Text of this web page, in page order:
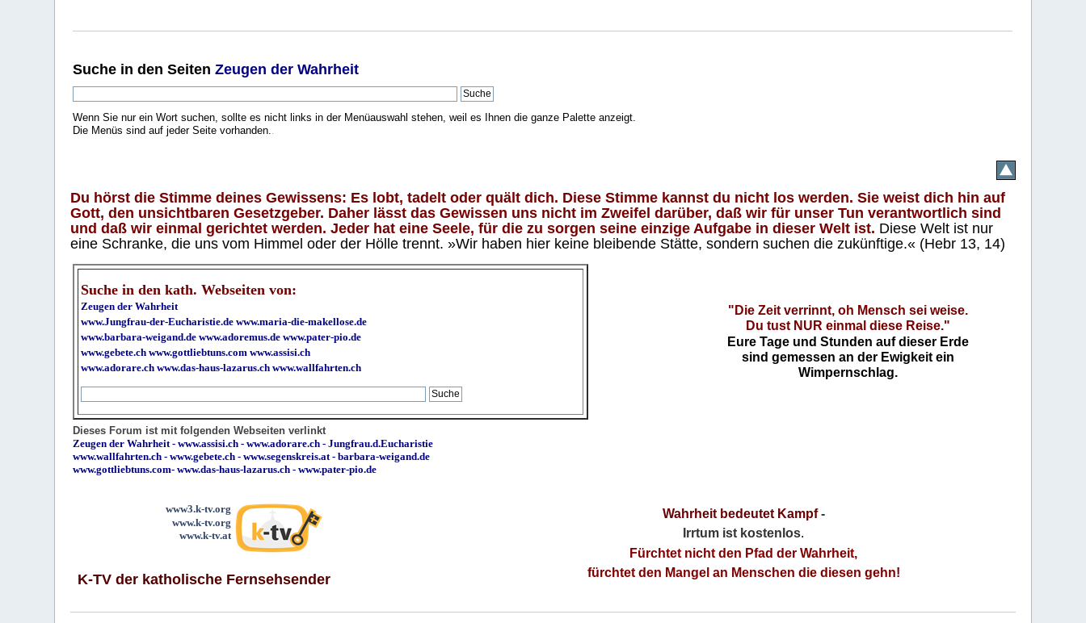
Suche in den SeitenZeugen der Wahrheit
Wenn Sie nur ein Wort suchen, sollte es nicht links in der Menüauswahl stehen, weil es Ihnen die ganze Palette anzeigt.
Die Menüs sind auf jeder Seite vorhanden..
Du hörst die Stimme deines Gewissens: Es lobt, tadelt oder quält dich. Diese Stimme kannst du nicht los werden. Sie weist dich hin auf
Gott, den unsichtbaren Gesetzgeber. Daher lässt das Gewissen uns nicht im Zweifel darüber, daß wir für unser Tun verantwortlich sind
und daß wir einmal gerichtet werden. Jeder hat eine Seele, für die zu sorgen seine einzige Aufgabe in dieser Welt ist. Diese Welt ist nur
eine Schranke, die uns vom Himmel oder der Hölle trennt. »Wir haben hier keine bleibende Stätte, sondern suchen die zukünftige.« (Hebr 13, 14)
Suche in den kath. Webseiten von:
Zeugen der Wahrheit
www.Jungfrau-der-Eucharistie.de www.maria-die-makellose.de
www.barbara-weigand.de www.adoremus.de www.pater-pio.de
www.gebete.ch www.gottliebtuns.com www.assisi.ch
www.adorare.ch www.das-haus-lazarus.ch www.wallfahrten.ch
"Die Zeit verrinnt, oh Mensch sei weise.
Du tust NUR einmal diese Reise."
Eure Tage und Stunden auf dieser Erde
sind gemessen an der Ewigkeit ein
Wimpernschlag.
Dieses Forum ist mit folgenden Webseiten verlinkt
Zeugen der Wahrheit-www.assisi.ch -www.adorare.ch -Jungfrau.d.Eucharistie
www.wallfahrten.ch -www.gebete.ch -www.segenskreis.at-barbara-weigand.de
www.gottliebtuns.com-www.das-haus-lazarus.ch - www.pater-pio.de
www3.k-tv.org
www.k-tv.org
www.k-tv.at
K-TV der katholische Fernsehsender
Wahrheit bedeutet Kampf-
Irrtum ist kostenlos.
Fürchtet nicht den Pfad der Wahrheit,
fürchtet den Mangel an Menschen die diesen gehn!